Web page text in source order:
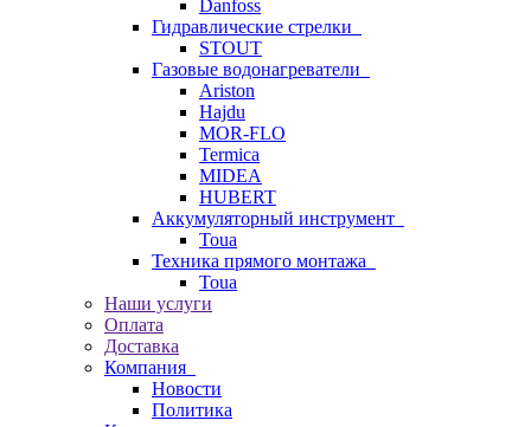
Danfoss
Гидравлические стрелки
STOUT
Газовые водонагреватели
Ariston
Hajdu
MOR-FLO
Termica
MIDEA
HUBERT
Аккумуляторный инструмент
Toua
Техника прямого монтажа
Toua
Наши услуги
Оплата
Доставка
Компания
Новости
Политика